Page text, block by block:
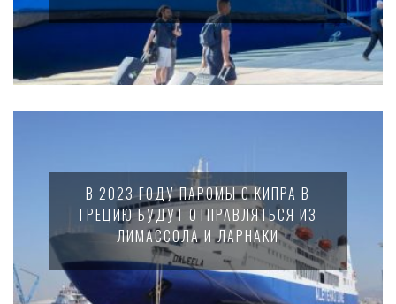
В 2023 ГОДУ ПАРОМЫ С КИПРА В
ГРЕЦИЮ БУДУТ ОТПРАВЛЯТЬСЯ ИЗ
ЛИМАССОЛА И ЛАРНАКИ